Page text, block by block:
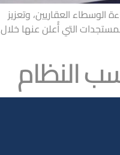
كفاءة الوسطاء العقاريين، وتعزيز
هذا المقال نستعرض أبرز القرارات والمستجدات التي أُعلن عنها خلال
النظام